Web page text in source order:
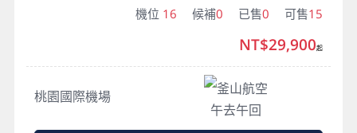
機位 16 候補0 已售0 可售15
桃園國際機場
釜山航空
午去午回
NT$29,900起